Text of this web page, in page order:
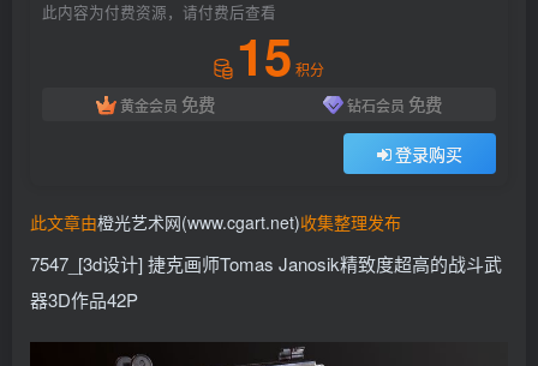
此内容为付费资源，请付费后查看
15 积分
黄金会员 免费 钻石会员 免费
登录购买
此文章由橙光艺术网(www.cgart.net)收集整理发布
7547_[3d设计] 捷克画师Tomas Janosik精致度超高的战斗武
器3D作品42P
用户名/手机号/邮箱
登录密码
找回密码
登录
QQ登录